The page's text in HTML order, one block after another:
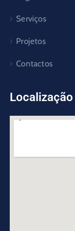
Serviços
Projetos
Contactos
Localização